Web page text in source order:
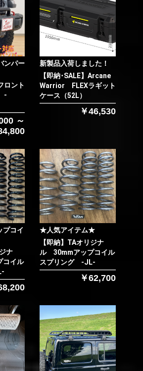
ンパー
ロント
-
～
新製品入荷しました！
【即納･SALE】Arcane
Warrior FLEXラギット
ケース（52L）
￥46,530
プコイ
ナ
イル
★人気アイテム★
【即納】TAオリジナ
ル 30mmアップコイル
スプリング -JL-
￥62,700